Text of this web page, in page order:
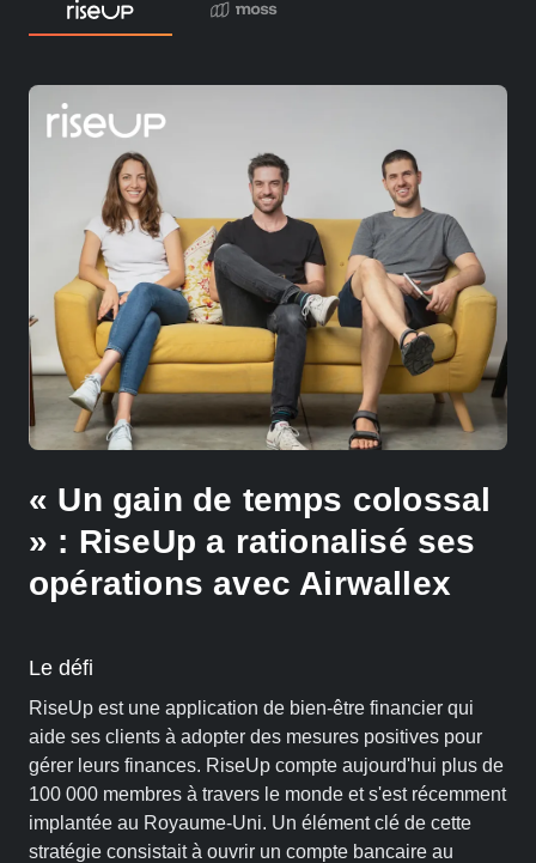
« Un gain de temps colossal
» : RiseUp a rationalisé ses
opérations avec Airwallex
Le défi
RiseUp est une application de bien-être financier qui
aide ses clients à adopter des mesures positives pour
gérer leurs finances. RiseUp compte aujourd'hui plus de
100 000 membres à travers le monde et s'est récemment
implantée au Royaume-Uni. Un élément clé de cette
stratégie consistait à ouvrir un compte bancaire au